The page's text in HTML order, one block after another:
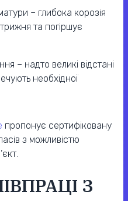
– глибока корозія
та погіршує
– надто великі відстані
необхідної
пропонує сертифіковану
з можливістю
З